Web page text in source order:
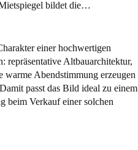
bildet die…